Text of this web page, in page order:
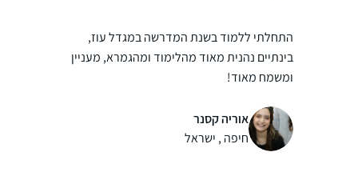
התחלתי ללמוד בשנת המדרשה במגדל עוז,
בינתיים נהנית מאוד מהלימוד ומהגמרא, מעניין
ומשמח מאוד!
משלימה קצת בהמשך השבוע.. מרגישה שיש עוגן
מקובע ביום שלי והוא משמח מאוד!
אוריה קסנר
חיפה , ישראל